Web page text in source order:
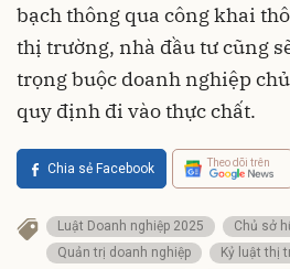
bạch thông qua công khai
thị trường, nhà đầu tư cũng
trọng buộc doanh nghiệp
quy định đi vào thực chất.
Chia sẻ Facebook Theo dõi trên
Luật Doanh nghiệp 2025
Chủ sở
Quản trị doanh nghiệp
Kỷ luật thị